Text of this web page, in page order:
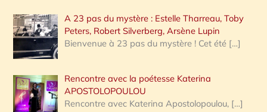
A 23 pas du mystère : Estelle Tharreau, Toby
Peters, Robert Silverberg, Arsène Lupin
Bienvenue à 23 pas du mystère ! Cet été […]
Rencontre avec la poétesse Katerina
APOSTOLOPOULOU
Rencontre avec Katerina Apostolopoulou, […]